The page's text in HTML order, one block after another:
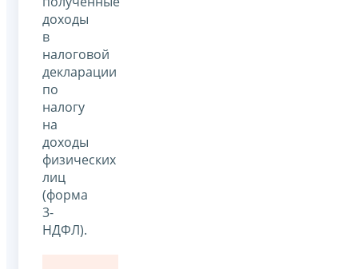
доходы
в
налоговой
декларации
по
налогу
на
доходы
физических
лиц
(форма
3-
НДФЛ).